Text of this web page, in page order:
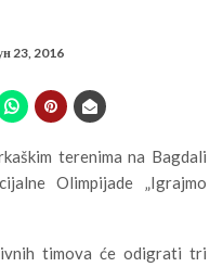
23, 2016
terenima na Bagdali
Olimpijade „Igrajmo
timova će odigrati tri